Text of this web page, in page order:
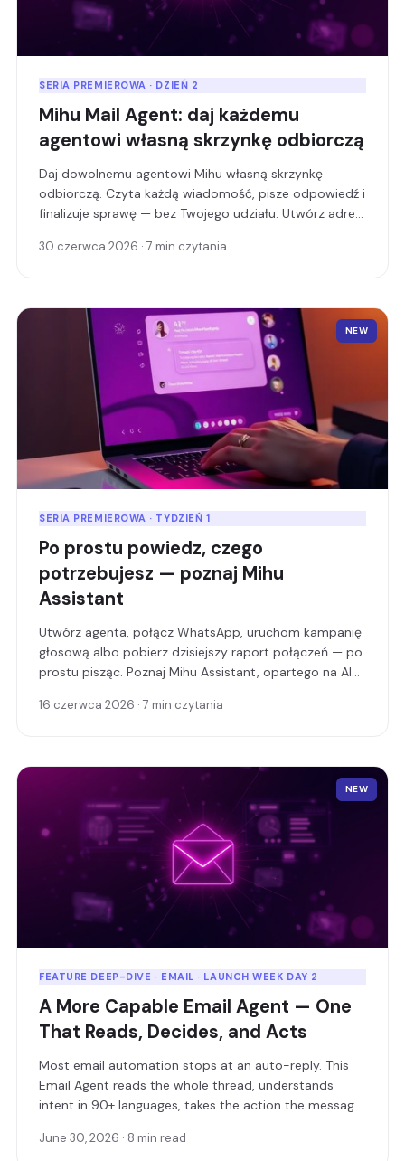
SERIA PREMIEROWA · DZIEŃ 2
Mihu Mail Agent: daj każdemu
agentowi własną skrzynkę odbiorczą
Daj dowolnemu agentowi Mihu własną skrzynkę
odbiorczą. Czyta każdą wiadomość, pisze odpowiedź i
finalizuje sprawę — bez Twojego udziału. Utwórz adres
30 czerwca 2026 · 7 min czytania
NEW
SERIA PREMIEROWA · TYDZIEŃ 1
Po prostu powiedz, czego
potrzebujesz — poznaj Mihu
Assistant
Utwórz agenta, połącz WhatsApp, uruchom kampanię
głosową albo pobierz dzisiejszy raport połączeń — po
prostu pisząc. Poznaj Mihu Assistant, opartego na AI
16 czerwca 2026 · 7 min czytania
NEW
FEATURE DEEP-DIVE · EMAIL · LAUNCH WEEK DAY 2
A More Capable Email Agent — One
That Reads, Decides, and Acts
Most email automation stops at an auto-reply. This
Email Agent reads the whole thread, understands
intent in 90+ languages, takes the action the message
when it should.
June 30, 2026 · 8 min read